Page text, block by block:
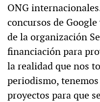
ONG
concursos de
de la organización
financiación para
la realidad que nos
periodismo,
proyectos para que